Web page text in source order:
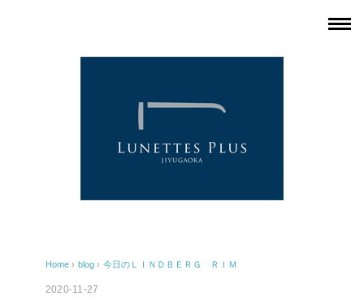
Home › blog › 今日のＬＩＮＤＢＥＲＧ ＲＩＭ
2020-11-27